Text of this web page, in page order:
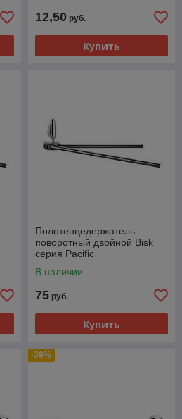
12,50 руб.
Купить
Полотенцедержатель
поворотный двойной Bisk
серия Pacific
В наличии
75 руб.
Купить
-39%